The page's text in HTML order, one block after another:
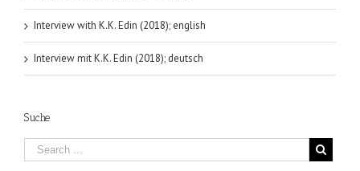
Interview with K.K. Edin (2018); english
Interview mit K.K. Edin (2018); deutsch
Suche